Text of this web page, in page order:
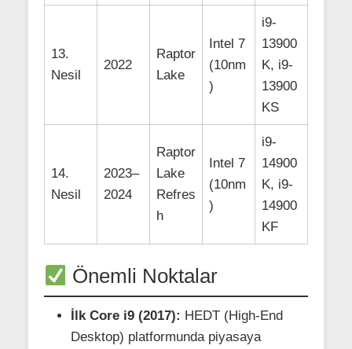
13.
Nesil
2022
Raptor
Lake
Intel 7
(10nm
)
i9-
13900
K, i9-
13900
KS
14.
Nesil
2023–
2024
Raptor
Lake
Refres
h
Intel 7
(10nm
)
i9-
14900
K, i9-
14900
KF
Önemli Noktalar
İlk Core i9 (2017): HEDT (High-End
Desktop) platformunda piyasaya